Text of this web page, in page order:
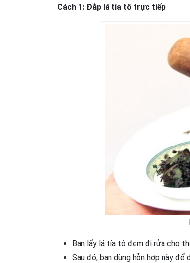
Cách 1: Đắp lá tía tô trực tiếp
Bạn lấy lá tía tô đem đi rửa cho
Sau đó, bạn dùng hỗn hợp này